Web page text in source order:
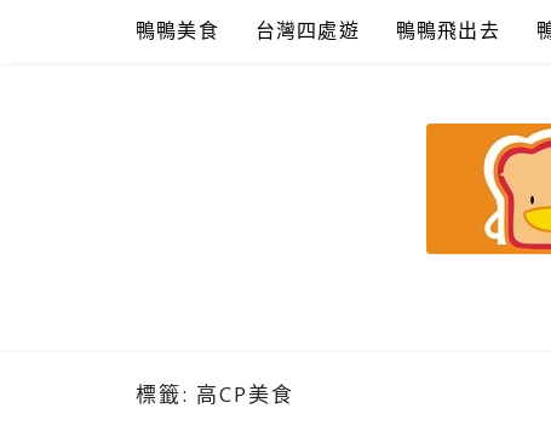
鴨鴨美食 台灣四處遊 鴨鴨飛出去
標籤: 高CP美食